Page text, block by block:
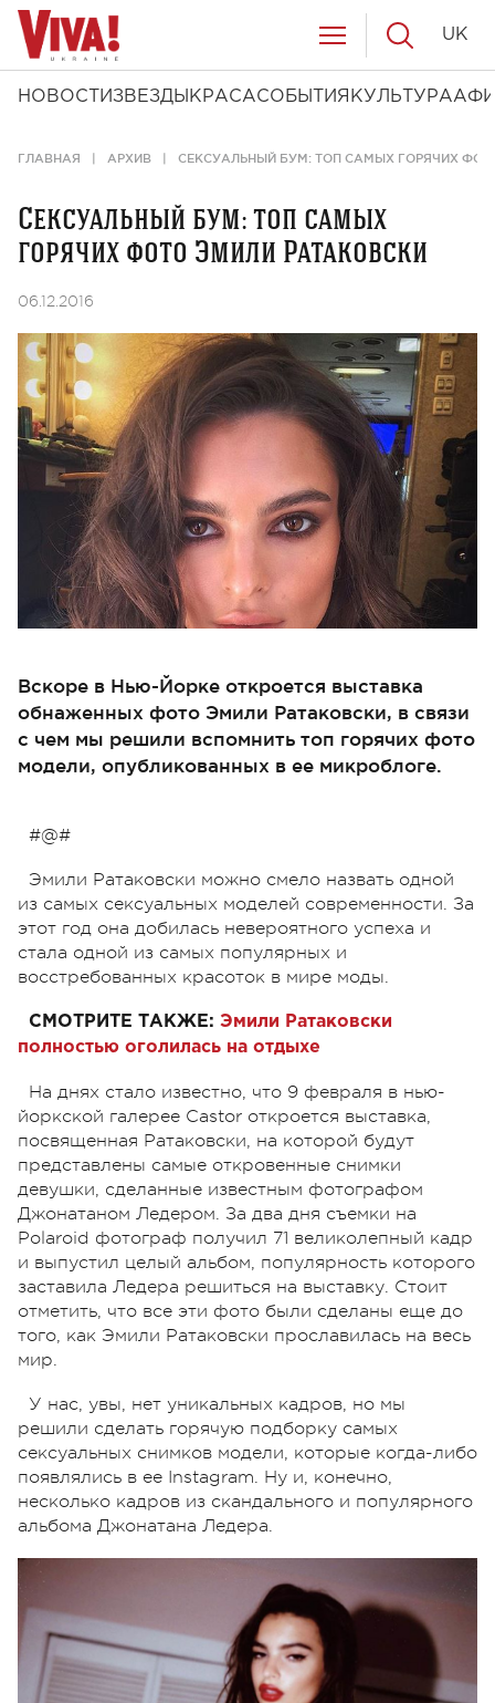
НОВОСТИ ЗВЕЗДЫ КРАСАСОБЫТИЯ КУЛЬТУРА
UK
ГЛАВНАЯ АРХИВ СЕКСУАЛЬНЫЙ БУМ: ТОП САМЫХ ГОРЯЧИХ
Сексуальный бум: топ самых
горячих фото Эмили Ратаковски
06.12.2016
Вскоре в Нью-Йорке откроется выставка
обнаженных фото Эмили Ратаковски, в связи
с чем мы решили вспомнить топ горячих фото
модели, опубликованных в ее микроблоге.
#@#
Эмили Ратаковски можно смело назвать одной
из самых сексуальных моделей современности. За
этот год она добилась невероятного успеха и
стала одной из самых популярных и
восстребованных красоток в мире моды.
СМОТРИТЕ ТАКЖЕ: Эмили Ратаковски
полностью оголилась на отдыхе
На днях стало известно, что 9 февраля в нью-
йоркской галерее Castor откроется выставка,
посвященная Ратаковски, на которой будут
представлены самые откровенные снимки
девушки, сделанные известным фотографом
Джонатаном Ледером. За два дня съемки на
Polaroid фотограф получил 71 великолепный кадр
и выпустил целый альбом, популярность которого
заставила Ледера решиться на выставку. Стоит
отметить, что все эти фото были сделаны еще до
того, как Эмили Ратаковски прославилась на весь
мир.
У нас, увы, нет уникальных кадров, но мы
решили сделать горячую подборку самых
сексуальных снимков модели, которые когда-либо
появлялись в ее Instagram. Ну и, конечно,
несколько кадров из скандального и популярного
альбома Джонатана Ледера.